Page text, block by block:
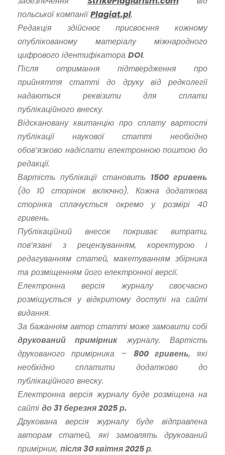
польської компаніїPlagiat.pl.
Редакція здійснює присвоєння кожному
опублікованому матеріалу міжнародного
цифрового ідентифікатора DOI.
Після отримання підтвердження про
прийняття статті до друку від редколегії
надаються реквізити для сплати
публікаційного внеску.
Відскановану квитанцію про сплату вартості
публікації наукової статті необхідно
обов’язково надіслати електронною поштою до
редакції.
Вартість публікації становить 1500 гривень
(до 10 сторінок включно). Кожна додаткова
сторінка сплачується окремо у розмірі 40
гривень.
Публікаційний внесок покриває витрати,
пов’язані з рецензуванням, коректурою і
редагуванням статей, макетуванням збірника
та розміщенням його електронної версії.
Електронна версія журналу своєчасно
розміщується у відкритому доступі на сайті
видання.
За бажанням автор статті може замовити собі
друкований примірникжурналу. Вартість
друкованого примірника – 800 гривень, які
необхідно сплатити додатково до
публікаційного внеску.
Електронна версія журналу буде розміщена на
сайті до 31 березня 2025 р.
Друкована версія журналу буде відправлена
авторам статей, які замовлять друкований
примірник, після 30 квітня 2025 р.